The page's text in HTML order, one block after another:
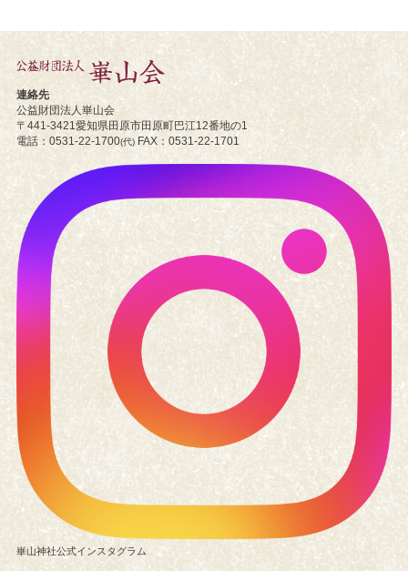
連絡先
公益財団法人崋山会
〒441-3421愛知県田原市田原町巴江12番地の1
電話
0531-22-1700(代) FAX 0531-22-1701
崋山神社公式インスタグラム